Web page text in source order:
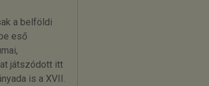
a belföldi
eső
játszódott itt
is a XVII.